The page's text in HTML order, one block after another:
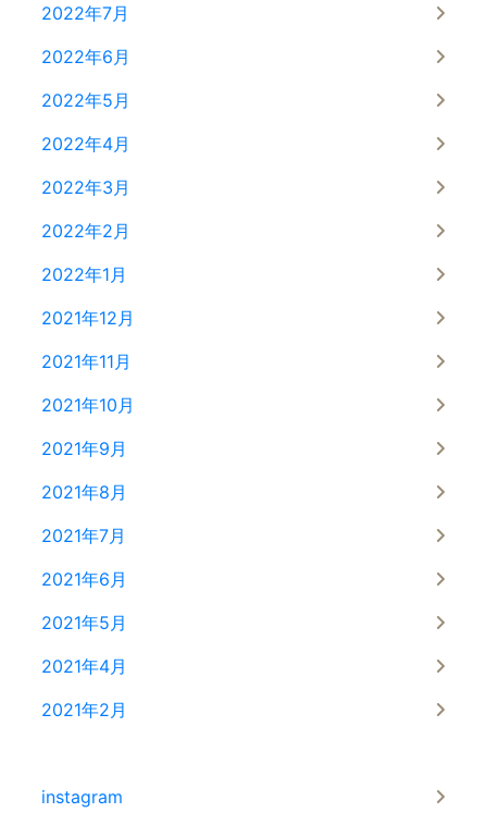
2022年7月
2022年6月
2022年5月
2022年4月
2022年3月
2022年2月
2022年1月
2021年12月
2021年11月
2021年10月
2021年9月
2021年8月
2021年7月
2021年6月
2021年5月
2021年4月
2021年2月
instagram